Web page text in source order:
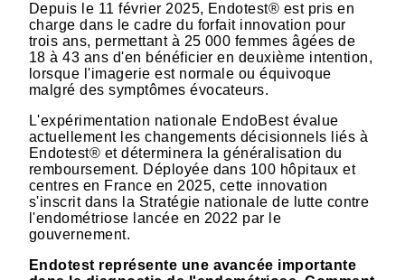
Depuis le 11 février 2025, Endotest® est pris en
charge dans le cadre du forfait innovation pour
trois ans, permettant à 25 000 femmes âgées de
18 à 43 ans d'en bénéficier en deuxième intention,
lorsque l'imagerie est normale ou équivoque
malgré des symptômes évocateurs.
L'expérimentation nationale EndoBest évalue
actuellement les changements décisionnels liés à
Endotest® et déterminera la généralisation du
remboursement. Déployée dans 100 hôpitaux et
centres en France en 2025, cette innovation
s'inscrit dans la Stratégie nationale de lutte contre
l'endométriose lancée en 2022 par le
gouvernement.
Endotest représente une avancée importante